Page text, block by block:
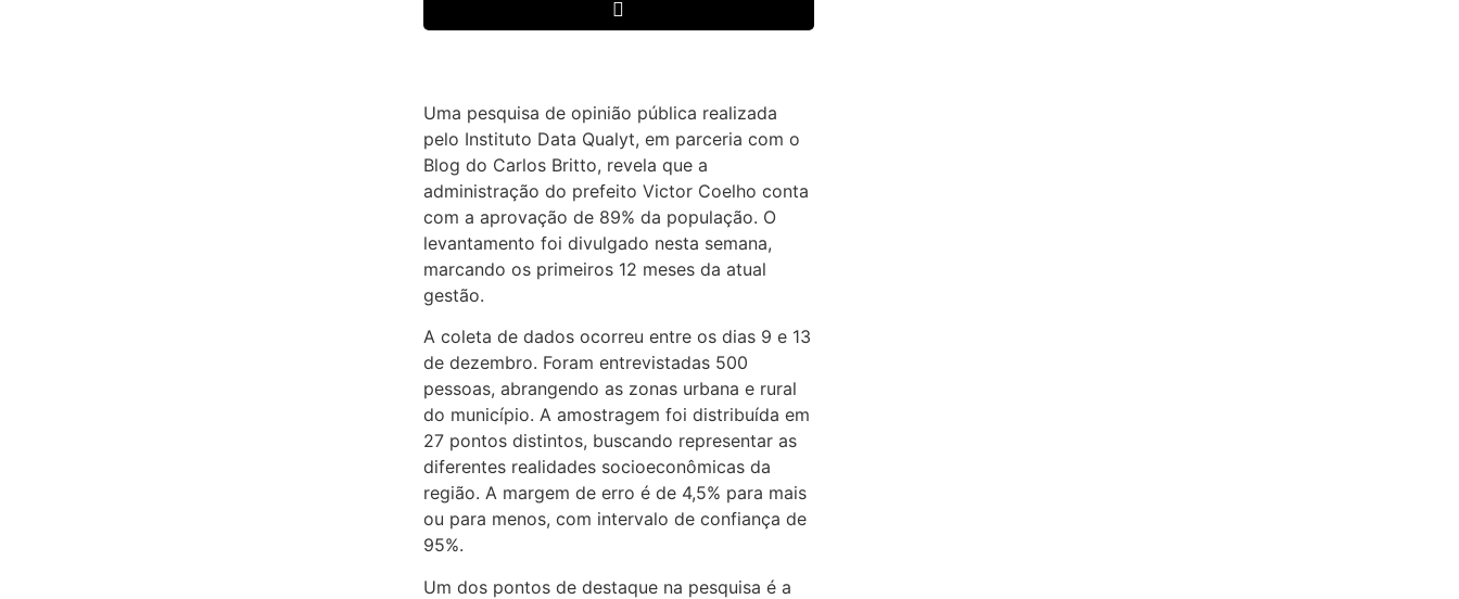
Uma pesquisa de opinião pública realizada
pelo Instituto Data Qualyt, em parceria com o
Blog do Carlos Britto, revela que a
administração do prefeito Victor Coelho conta
com a aprovação de 89% da população. O
levantamento foi divulgado nesta semana,
marcando os primeiros 12 meses da atual
gestão.
A coleta de dados ocorreu entre os dias 9 e 13
de dezembro. Foram entrevistadas 500
pessoas, abrangendo as zonas urbana e rural
do município. A amostragem foi distribuída em
27 pontos distintos, buscando representar as
diferentes realidades socioeconômicas da
região. A margem de erro é de 4,5% para mais
ou para menos, com intervalo de confiança de
95%.
Um dos pontos de destaque na pesquisa é a